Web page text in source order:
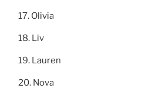
Olivia
Liv
Lauren
Nova